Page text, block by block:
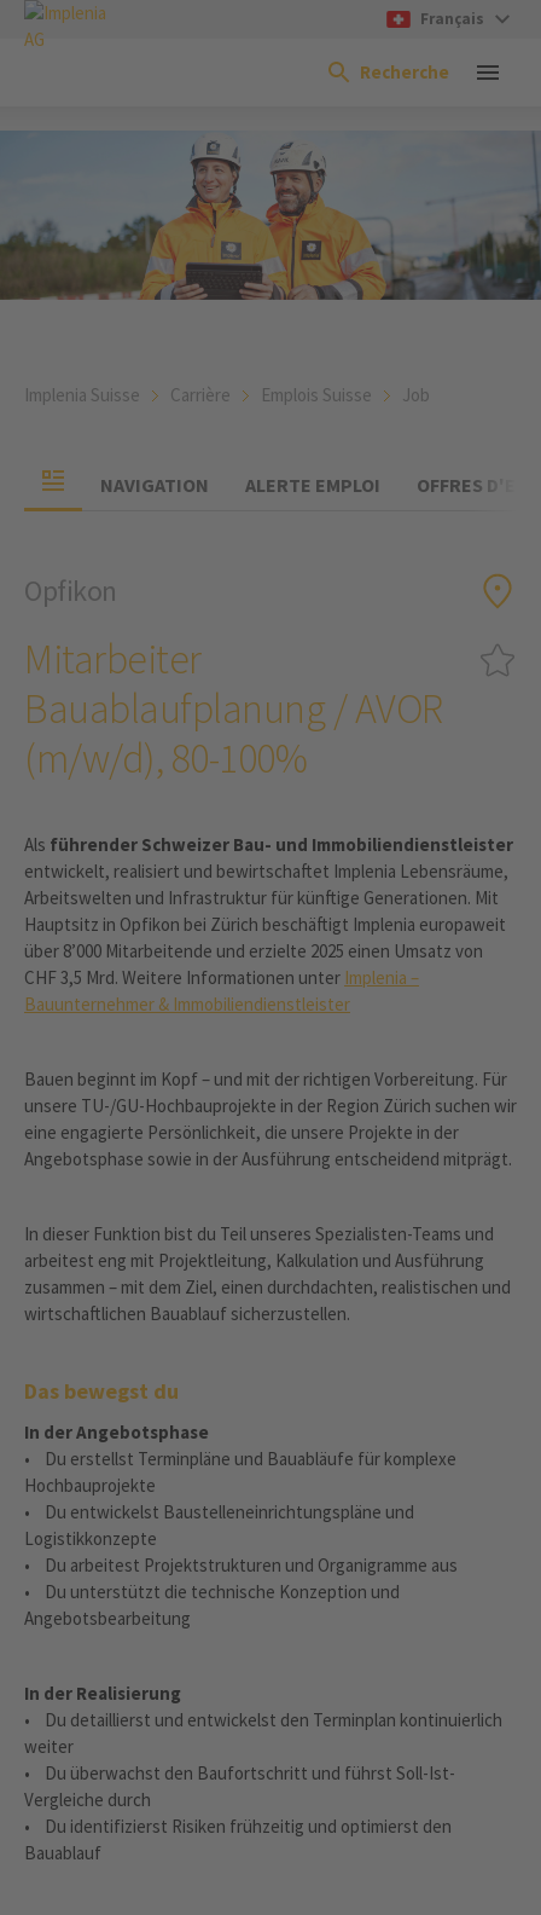
Français
Recherche
Implenia Suisse Carrière Emplois Suisse Job
NAVIGATION ALERTE EMPLOI OFFRES
Opfikon
Mitarbeiter
Bauablaufplanung / AVOR
(m/w/d), 80-100%
Als führender Schweizer Bau- und Immobiliendienstleister
entwickelt, realisiert und bewirtschaftet Implenia Lebensräume,
Arbeitswelten und Infrastruktur für künftige Generationen. Mit
Hauptsitz in Opfikon bei Zürich beschäftigt Implenia europaweit
über 8’000 Mitarbeitende und erzielte 2025 einen Umsatz von
CHF 3,5 Mrd. Weitere Informationen unter Implenia –
Bauunternehmer & Immobiliendienstleister
Bauen beginnt im Kopf – und mit der richtigen Vorbereitung. Für
unsere TU-/GU-Hochbauprojekte in der Region Zürich suchen wir
eine engagierte Persönlichkeit, die unsere Projekte in der
Angebotsphase sowie in der Ausführung entscheidend mitprägt.
In dieser Funktion bist du Teil unseres Spezialisten-Teams und
arbeitest eng mit Projektleitung, Kalkulation und Ausführung
zusammen – mit dem Ziel, einen durchdachten, realistischen und
wirtschaftlichen Bauablauf sicherzustellen.
Das bewegst du
In der Angebotsphase
• Du erstellst Terminpläne und Bauabläufe für komplexe
Hochbauprojekte
• Du entwickelst Baustelleneinrichtungspläne und
Logistikkonzepte
• Du arbeitest Projektstrukturen und Organigramme aus
• Du unterstützt die technische Konzeption und
Angebotsbearbeitung
In der Realisierung
• Du detaillierst und entwickelst den Terminplan kontinuierlich
weiter
• Du überwachst den Baufortschritt und führst Soll-Ist-
Vergleiche durch
• Du identifizierst Risiken frühzeitig und optimierst den
Bauablauf